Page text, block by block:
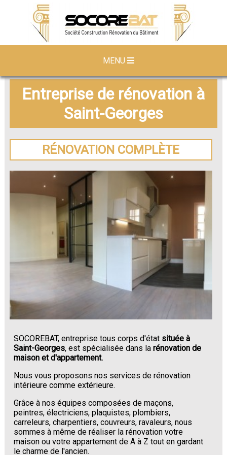
MENU
Entreprise de rénovation à
Saint-Georges
RÉNOVATION COMPLÈTE
SOCOREBAT, entreprise tous corps d'état située à
Saint-Georges, est spécialisée dans larénovation de
maison et d'appartement.
Nous vous proposons nos services de rénovation
intérieure comme extérieure.
Grâce à nos équipes composées de maçons,
peintres, électriciens, plaquistes, plombiers,
carreleurs, charpentiers, couvreurs, ravaleurs, nous
sommes à même de réaliser la rénovation votre
maison ou votre appartement de A à Z tout en gardant
le charme de l'ancien.